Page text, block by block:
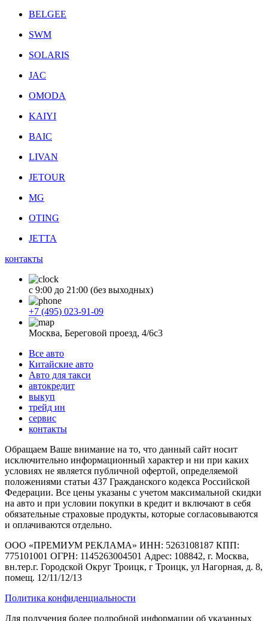
BELGEE
SWM
SOLARIS
JAC
OMODA
KAIYI
BAIC
LIVAN
JETOUR
MG
OTING
JETTA
контакты
с 9:00 до 21:00 (без выходных)
+7 (495) 023-91-09
Москва, Береговой проезд, 4/6с3
Все авто
Китайские авто
Авто для такси
автокредит
выкуп
трейд ин
сервис
контакты
Обращаем Ваше внимание на то, что данный сайт носит
исключительно информационный характер и ни при каких
условиях не является публичной офертой, определяемой
положениями статьи 437 Гражданского кодекса Российской
Федерации. Все цены указаны с учетом максимальной скидки
на авто и при условии покупки в кредит и включают в себя
обязательные страховые продукты, которые согласовываются
и оплачиваются отдельно.
ООО «ПРЕМИУМ РЕКЛАМА» ИНН: 5263108187 КПП:
775101001 ОГРН: 1145263004501 Адрес: 108842, г. Москва,
вн.тер.г. Городской Округ Троицк, г Троицк, ул Нагорная, д. 8,
помещ. 12/11/12/13
Политика конфиденциальности
Для получения более подробной информации об указанных